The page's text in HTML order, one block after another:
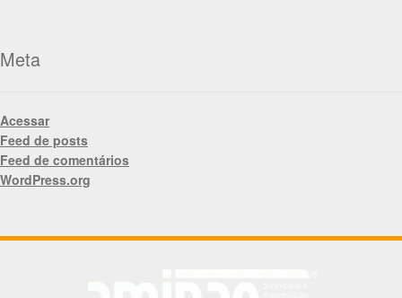
Meta
Acessar
Feed de posts
Feed de comentários
WordPress.org